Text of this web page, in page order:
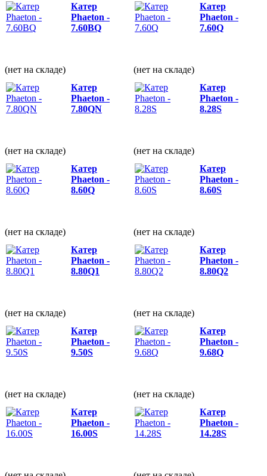
Катер
Phaeton -
7.60BQ
(нет на складе)
Катер
Phaeton -
7.60Q
(нет на складе)
Катер
Phaeton -
7.80QN
(нет на складе)
Катер
Phaeton -
8.28S
(нет на складе)
Катер
Phaeton -
8.60Q
(нет на складе)
Катер
Phaeton -
8.60S
(нет на складе)
Катер
Phaeton -
8.80Q1
(нет на складе)
Катер
Phaeton -
8.80Q2
(нет на складе)
Катер
Phaeton -
9.50S
(нет на складе)
Катер
Phaeton -
9.68Q
(нет на складе)
Катер
Phaeton -
16.00S
Катер
Phaeton -
14.28S